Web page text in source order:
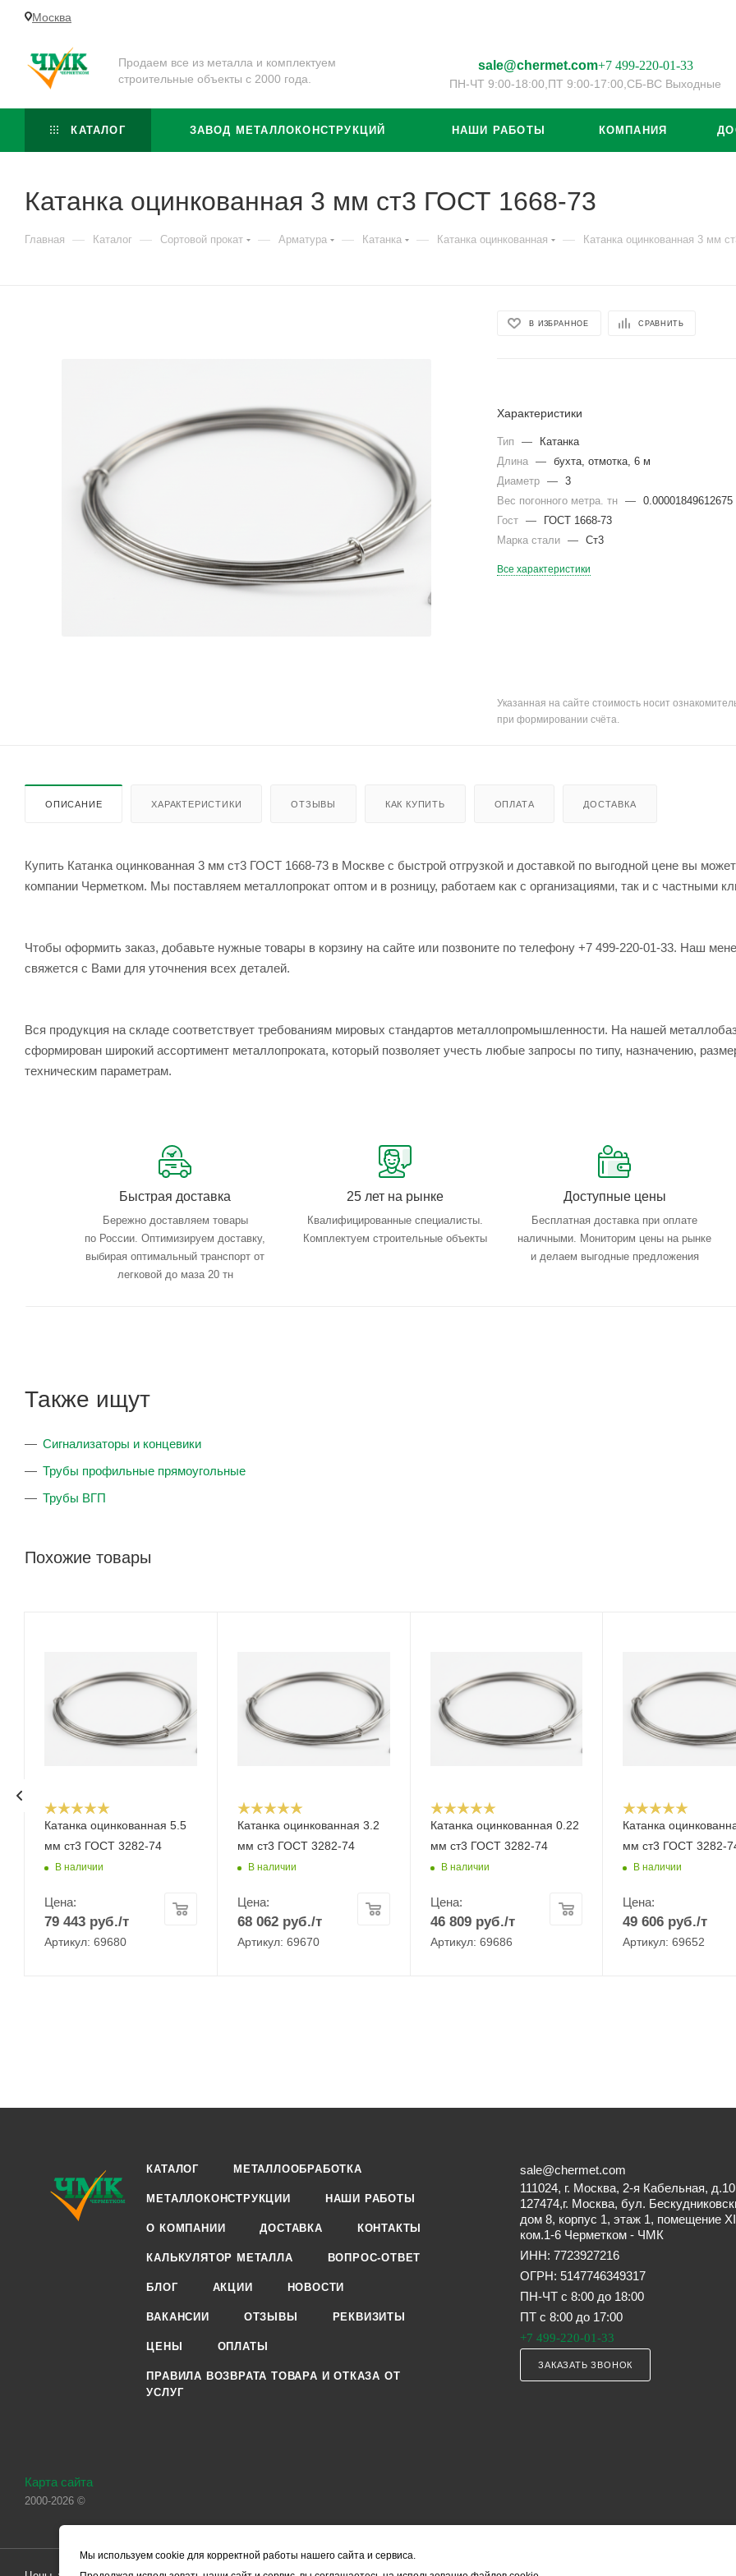
Москва
Продаем все из металла и комплектуем
строительные объекты с 2000 года.
sale@chermet.com+7 499-220-01-33
ПН-ЧТ 9:00-18:00, ПТ 9:00-17:00, СБ-ВС Выходные
КАТАЛОГ ЗАВОД МЕТАЛЛОКОНСТРУКЦИЙ НАШИ РАБОТЫ КОМПАНИЯ
Катанка оцинкованная 3 мм ст3 ГОСТ 1668-73
Главная — Каталог — Сортовой прокат — Арматура — Катанка — Катанка оцинкованная — Катанка оцинкованная 3 мм
В ИЗБРАННОЕ СРАВНИТЬ
Характеристики
Тип —
Катанка
Длина
—
бухта, отмотка, 6 м
Диаметр
—
3
Вес погонного метра. тн
—
0.00001849612675
Гост
—
ГОСТ 1668-73
Марка стали
— Ст3
Все характеристики
Указанная на сайте стоимость носит
при формировании счёта.
ОПИСАНИЕ ХАРАКТЕРИСТИКИ ОТЗЫВЫ КАК КУПИТЬ ОПЛАТА ДОСТАВКА
Купить Катанка оцинкованная 3 мм ст3 ГОСТ 1668-73 в Москве с быстрой отгрузкой и доставкой по выгодной цене вы
компании Черметком. Мы поставляем металлопрокат оптом и в розницу, работаем как с организациями, так и с частными
Чтобы оформить заказ, добавьте нужные товары в корзину на сайте или позвоните по телефону +7 499-220-01-33. Наш
свяжется с Вами для уточнения всех деталей.
Вся продукция на складе соответствует требованиям мировых стандартов металлопромышленности. На нашей
сформирован широкий ассортимент металлопроката, который позволяет учесть любые запросы по типу, назначению,
техническим параметрам.
Быстрая доставка
Бережно доставляем товары
по России. Оптимизируем доставку,
выбирая оптимальный транспорт от
легковой до маза 20 тн
25 лет на рынке
Квалифицированные специалисты.
Комплектуем строительные объекты
Доступные цены
Бесплатная доставка при оплате
наличными. Мониторим цены на рынке
и делаем выгодные предложения
Также ищут
Сигнализаторы и концевики
Трубы профильные прямоугольные
Трубы ВГП
Похожие товары
Катанка оцинкованная 5.5
мм ст3 ГОСТ 3282-74
В наличии
Цена:
79 443 руб./т
Артикул: 69680
Катанка оцинкованная 3.2
мм ст3 ГОСТ 3282-74
В наличии
Цена:
68 062руб./т
Артикул: 69670
Катанка оцинкованная 0.22
мм ст3 ГОСТ 3282-74
В наличии
Цена:
46 809руб./т
Артикул: 69686
Катанка
мм ст3 ГОСТ 3282-
В наличии
Цена:
49 606 руб./т
Артикул: 69652
КАТАЛОГ МЕТАЛЛООБРАБОТКА
МЕТАЛЛОКОНСТРУКЦИИ НАШИ РАБОТЫ
О КОМПАНИИ ДОСТАВКА КОНТАКТЫ
КАЛЬКУЛЯТОР МЕТАЛЛА ВОПРОС-ОТВЕТ
БЛОГ АКЦИИ НОВОСТИ
ВАКАНСИИ ОТЗЫВЫ РЕКВИЗИТЫ
ЦЕНЫ ОПЛАТЫ
ПРАВИЛА ВОЗВРАТА ТОВАРА И ОТКАЗА ОТ
УСЛУГ
sale@chermet.com
111024, г. Москва, 2-я Кабельная, д.10
127474,г. Москва, бул.
дом 8, корпус 1, этаж 1, помещение
ком.1-6 Черметком - ЧМК
ИНН: 7723927216
ОГРН: 5147746349317
ПН-ЧТ с 8:00 до 18:00
ПТ с 8:00 до 17:00
+7 499-220-01-33
ЗАКАЗАТЬ ЗВОНОК
Карта сайта
2000-2026 ©
Мы используем cookie для корректной работы нашего сайта и сервиса.